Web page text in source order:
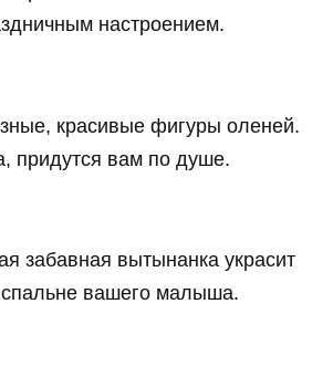
настроением.
красивые фигуры оленей.
придутся вам по душе.
забавная вытынанка украсит
спальне вашего малыша.